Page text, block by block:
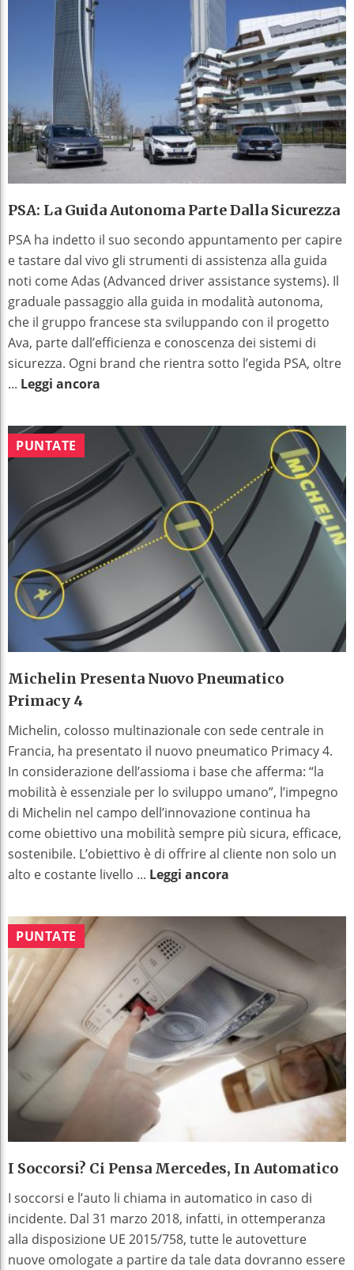
PSA: La Guida Autonoma Parte Dalla Sicurezza
PSA ha indetto il suo secondo appuntamento per capire
e tastare dal vivo gli strumenti di assistenza alla guida
noti come Adas (Advanced driver assistance systems). Il
graduale passaggio alla guida in modalità autonoma,
che il gruppo francese sta sviluppando con il progetto
Ava, parte dall’efficienza e conoscenza dei sistemi di
sicurezza. Ogni brand che rientra sotto l’egida PSA, oltre
... Leggi ancora
PUNTATE
Michelin Presenta Nuovo Pneumatico
Primacy 4
Michelin, colosso multinazionale con sede centrale in
Francia, ha presentato il nuovo pneumatico Primacy 4.
In considerazione dell’assioma i base che afferma: “la
mobilità è essenziale per lo sviluppo umano”, l’impegno
di Michelin nel campo dell’innovazione continua ha
come obiettivo una mobilità sempre più sicura, efficace,
sostenibile. L’obiettivo è di offrire al cliente non solo un
alto e costante livello ... Leggi ancora
PUNTATE
I Soccorsi? Ci Pensa Mercedes, In Automatico
I soccorsi e l’auto li chiama in automatico in caso di
incidente. Dal 31 marzo 2018, infatti, in ottemperanza
alla disposizione UE 2015/758, tutte le autovetture
nuove omologate a partire da tale data dovranno essere